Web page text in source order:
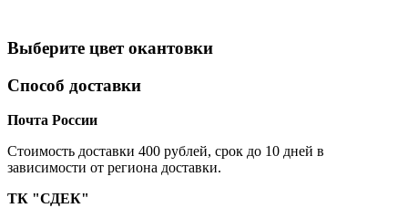
Выберите цвет окантовки
Способ доставки
Почта России
Cтоимость доставки 400 рублей, срок до 10 дней в
зависимости от региона доставки.
ТК "СДЕК"